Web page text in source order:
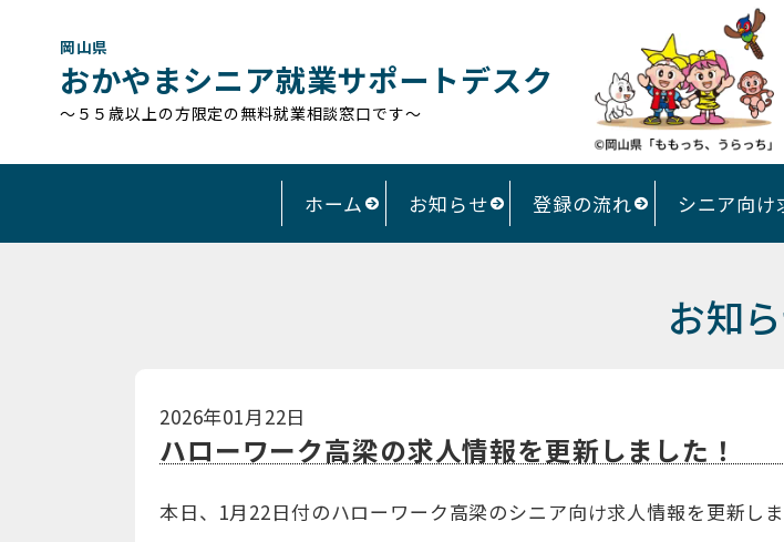
岡山県
おかやまシニア就業サポートデスク
～５５歳以上の方限定の無料就業相談窓口です～
ホーム お知らせ 登録の流れ シニア向け
お知
2026年01月22日
ハローワーク高梁の求人情報を更新しました！
本日、1月22日付のハローワーク高梁のシニア向け求人情報を更新しま